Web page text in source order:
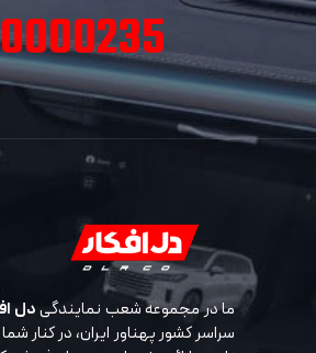
ما در مجموعه شعب نمایندگیدل
سراسر کشور پهناور ایران، در کنار